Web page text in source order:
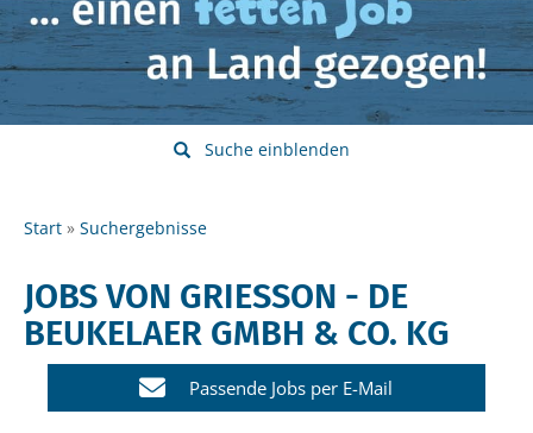
Suche einblenden
Start Suchergebnisse
JOBS VON GRIESSON - DE
BEUKELAER GMBH & CO. KG
Passende Jobs per E-Mail